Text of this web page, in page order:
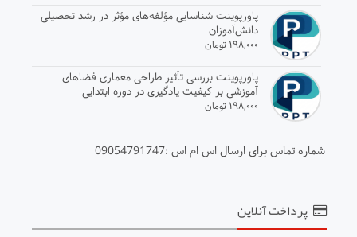
پاورپوینت شناسایی مؤلفه‌های مؤثر در رشد تحصیلی
دانش‌آموزان
۱۹۸,۰۰۰ تومان
پاورپوینت بررسی تأثیر طراحی معماری فضاهای
آموزشی بر کیفیت یادگیری در دوره ابتدایی
۱۹۸,۰۰۰ تومان
شماره تماس برای ارسال اس ام اس :09054791747
پرداخت آنلاین